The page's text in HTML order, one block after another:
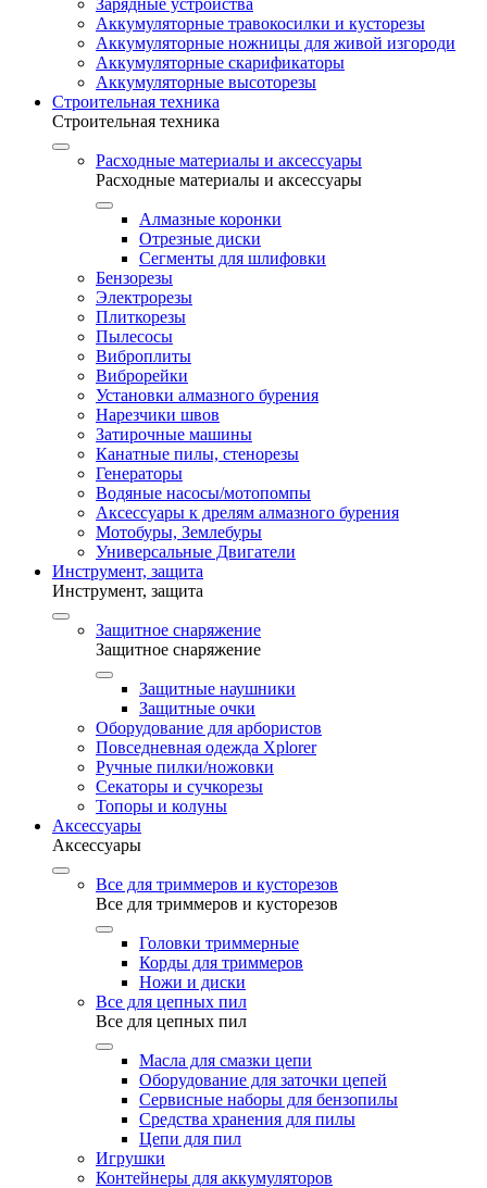
Зарядные устройства
Аккумуляторные травокосилки и кусторезы
Аккумуляторные ножницы для живой изгороди
Аккумуляторные скарификаторы
Аккумуляторные высоторезы
Строительная техника
Строительная техника
Расходные материалы и аксессуары
Расходные материалы и аксессуары
Алмазные коронки
Отрезные диски
Сегменты для шлифовки
Бензорезы
Электрорезы
Плиткорезы
Пылесосы
Виброплиты
Виброрейки
Установки алмазного бурения
Нарезчики швов
Затирочные машины
Канатные пилы, стенорезы
Генераторы
Водяные насосы/мотопомпы
Аксессуары к дрелям алмазного бурения
Мотобуры, Землебуры
Универсальные Двигатели
Инструмент, защита
Инструмент, защита
Защитное снаряжение
Защитное снаряжение
Защитные наушники
Защитные очки
Оборудование для арбористов
Повседневная одежда Xplorer
Ручные пилки/ножовки
Секаторы и сучкорезы
Топоры и колуны
Аксессуары
Аксессуары
Все для триммеров и кусторезов
Все для триммеров и кусторезов
Головки триммерные
Корды для триммеров
Ножи и диски
Все для цепных пил
Все для цепных пил
Масла для смазки цепи
Оборудование для заточки цепей
Сервисные наборы для бензопилы
Средства хранения для пилы
Цепи для пил
Игрушки
Контейнеры для аккумуляторов